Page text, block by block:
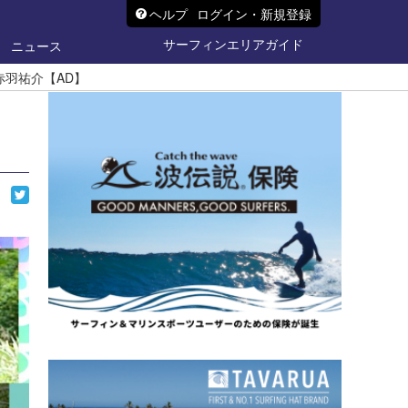
ヘルプ ログイン・新規登録
ニュース
サーフィンエリアガイド
祐介【AD】